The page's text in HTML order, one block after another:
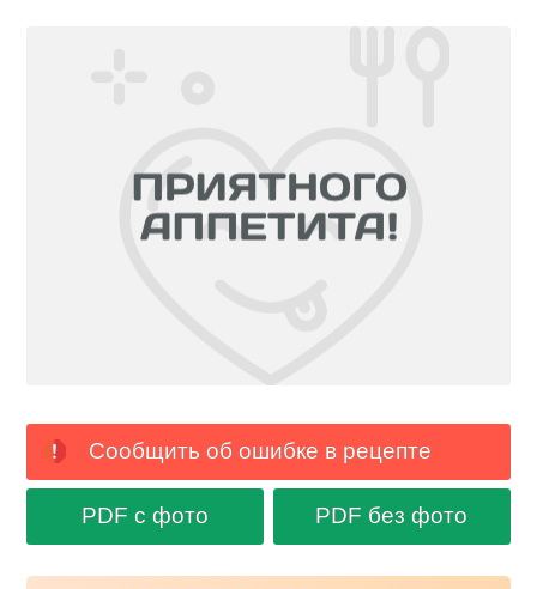
Сообщить об ошибке в рецепте
PDF с фото PDF без фото